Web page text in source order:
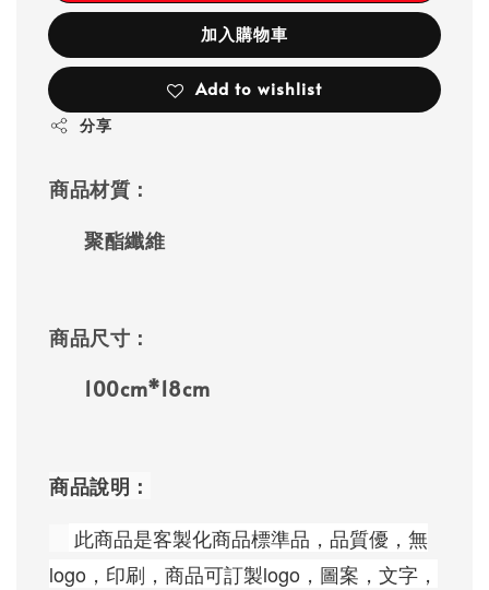
加入購物車
Add to wishlist
分享
商品材質：
聚酯纖維
商品尺寸：
100cm*18cm
商品說明：
此商品是客製化商品標準品，品質優，無
logo，印刷，商品可訂製logo，圖案，文字，